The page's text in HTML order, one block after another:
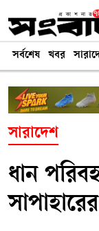
সর্বশেষ খবর
সারাদেশ
ধান